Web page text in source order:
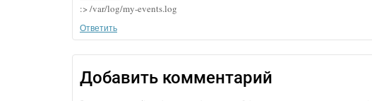
:> /var/log/my-events.log
Ответить
Добавить комментарий